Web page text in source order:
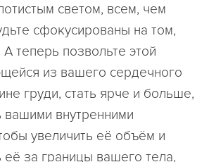
светом, всем, чем
сфокусированы на том,
теперь позвольте этой
из вашего сердечного
груди, стать ярче и больше,
вашими внутренними
увеличить её объём и
её за границы вашего тела,